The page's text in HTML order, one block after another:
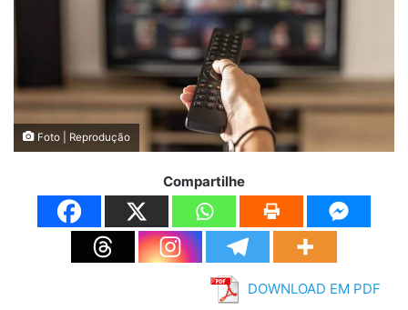
Foto | Reprodução
Compartilhe
DOWNLOAD EM PDF